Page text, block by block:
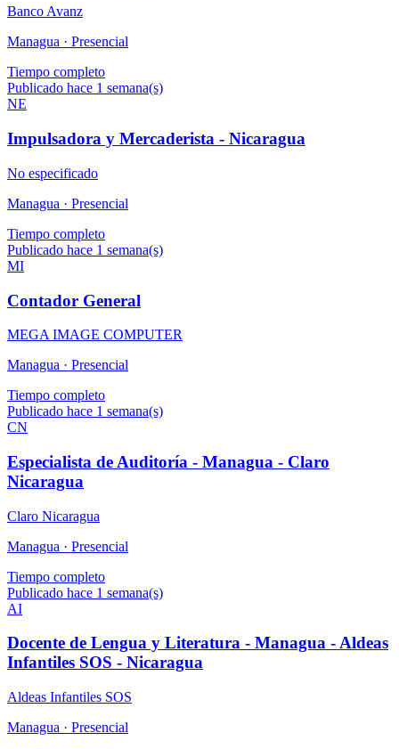
Banco Avanz
Managua · Presencial
Tiempo completo
Publicado hace 1 semana(s)
NE
Impulsadora y Mercaderista - Nicaragua
No especificado
Managua · Presencial
Tiempo completo
Publicado hace 1 semana(s)
MI
Contador General
MEGA IMAGE COMPUTER
Managua · Presencial
Tiempo completo
Publicado hace 1 semana(s)
CN
Especialista de Auditoría - Managua - Claro
Nicaragua
Claro Nicaragua
Managua · Presencial
Tiempo completo
Publicado hace 1 semana(s)
AI
Docente de Lengua y Literatura - Managua - Aldeas
Infantiles SOS - Nicaragua
Aldeas Infantiles SOS
Managua · Presencial